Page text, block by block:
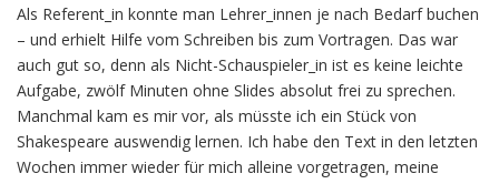
Als Referent_in konnte man Lehrer_innen je nach Bedarf buchen
– und erhielt Hilfe vom Schreiben bis zum Vortragen. Das war
auch gut so, denn als Nicht-Schauspieler_in ist es keine leichte
Aufgabe, zwölf Minuten ohne Slides absolut frei zu sprechen.
Manchmal kam es mir vor, als müsste ich ein Stück von
Shakespeare auswendig lernen. Ich habe den Text in den letzten
Wochen immer wieder für mich alleine vorgetragen, meine